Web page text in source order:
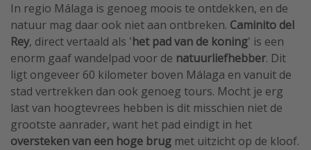
In regio Málaga is genoeg moois te ontdekken, en de
natuur mag daar ook niet aan ontbreken. Caminito del
Rey, direct vertaald als 'het pad van de koning' is een
enorm gaaf wandelpad voor de natuurliefhebber. Dit
ligt ongeveer 60 kilometer boven Málaga en vanuit de
stad vertrekken dan ook genoeg tours. Mocht je erg
last van hoogtevrees hebben is dit misschien niet de
grootste aanrader, want het pad eindigt in het
oversteken van een hoge brug met uitzicht op de kloof.